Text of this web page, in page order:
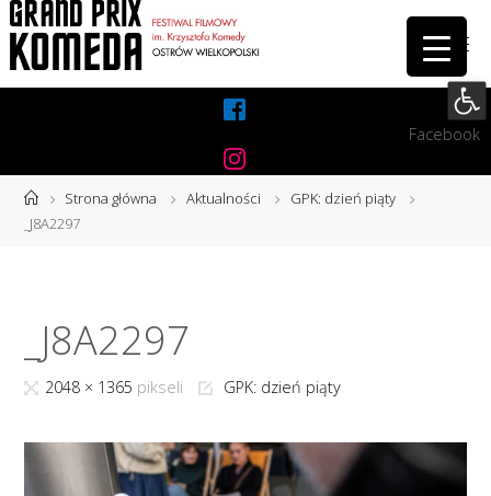
Przejdź
do
treści
Facebook
Strona
główna
Strona główna Aktualności
GPK: dzień piąty
_J8A2297
_J8A2297
Pełny2048 × 1365 pikseli GPK: dzień piąty